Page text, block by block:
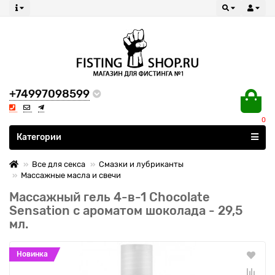
+74997098599
0
Все категории
Категории
Все для секса
Смазки и лубриканты
Массажные масла и свечи
Массажный гель 4-в-1 Chocolate
Sensation с ароматом шоколада - 29,5
мл.
Новинка